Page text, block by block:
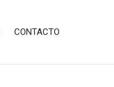
CONTACTO